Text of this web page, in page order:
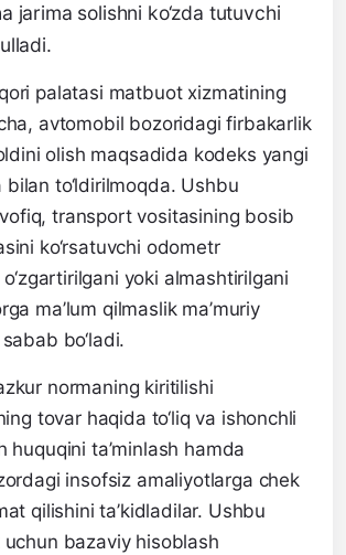
jarima solishni ko‘zda tutuvchi
palatasi matbuot xizmatining
avtomobil bozoridagi firbakarlik
olish maqsadida kodeks yangi
to‘ldirilmoqda. Ushbu
transport vositasining bosib
ko‘rsatuvchi odometr
o‘zgartirilgani yoki almashtirilgani
ma’lum qilmaslik ma’muriy
bo‘ladi.
normaning kiritilishi
tovar haqida to‘liq va ishonchli
huquqini ta’minlash hamda
insofsiz amaliyotlarga chek
qilishini ta’kidladilar. Ushbu
bazaviy hisoblash